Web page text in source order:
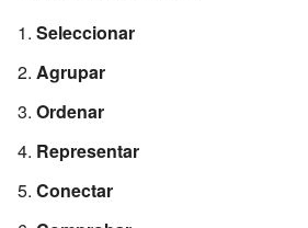
Seleccionar
Agrupar
Ordenar
Representar
Conectar